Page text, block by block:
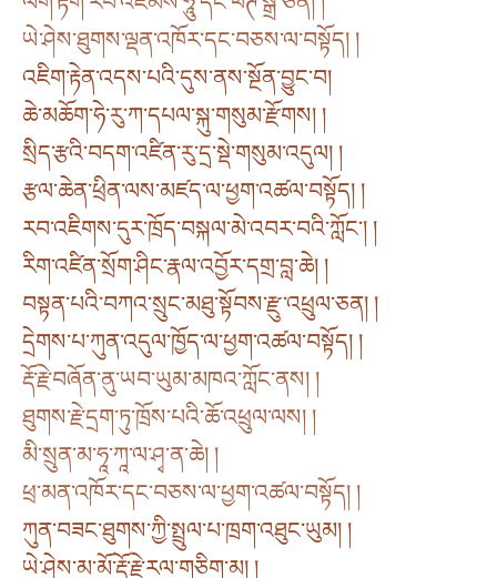
ཡེ་ཤེས་ཐུགས་ལྡན་འཁོར་དང་བཅས་ལ་བསྟོད། །
འཇིག་རྟེན་འདས་པའི་དུས་ནས་སྔོན་བྱུང་བ།
ཆེ་མཆོག་ཧེ་རུ་ཀ་དཔལ་སྐུ་གསུམ་རྫོགས། །
སྲིད་རྩའི་བདག་འཛིན་རུ་དྲ་སྡེ་གསུམ་འདུལ། །
རྩལ་ཆེན་ཕྲིན་ལས་མཛད་ལ་ཕྱག་འཚལ་བསྟོད། །
རབ་འཇིགས་དུར་ཁྲོད་བསྐལ་མེ་འབར་བའི་ཀློང༌། །
རིག་འཛིན་སྲོག་ཤིང་རྣལ་འབྱོར་དགྲ་བླ་ཆེ། །
བསྟན་པའི་བཀའ་སྲུང་མཐུ་སྟོབས་རྫུ་འཕྲུལ་ཅན། །
དྲེགས་པ་ཀུན་འདུལ་ཁྱོད་ལ་ཕྱག་འཚལ་བསྟོད། །
རྡོ་རྗེ་བཞོན་ནུ་ཡབ་ཡུམ་མཁའ་ཀློང་ནས། །
ཐུགས་རྗེ་དྲག་ཏུ་ཁྲོས་པའི་ཆོ་འཕྲུལ་ལས། །
མི་སྲུན་མ་ཧཱ་ཀཱ་ལ་ཤྭ་ན་ཆེ། །
ཕྲ་མན་འཁོར་དང་བཅས་ལ་ཕྱག་འཚལ་བསྟོད། །
ཀུན་བཟང་ཐུགས་ཀྱི་སྤྲུལ་པ་ཁྲག་འཐུང་ཡུམ། །
ཡེ་ཤེས་མ་མོ་རྡོ་རྗེ་རལ་གཅིག་མ། །